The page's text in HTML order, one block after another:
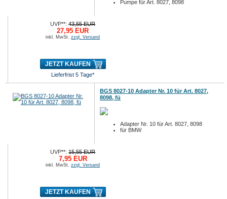
Pumpe für Art. 8027, 8098
UVP**:43,55 EUR
27,95 EUR
inkl. MwSt.zzgl. Versand
JETZT KAUFEN
Lieferfrist 5 Tage*
BGS 8027-10 Adapter Nr. 10 für Art. 8027,
8098, fü
Adapter Nr. 10 für Art. 8027, 8098
für BMW
UVP**:15,55 EUR
7,95 EUR
inkl. MwSt.zzgl. Versand
JETZT KAUFEN